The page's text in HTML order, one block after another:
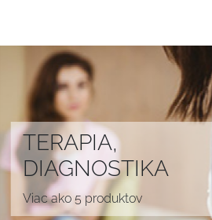
TERAPIA,
DIAGNOSTIKA
Viac ako 5 produktov